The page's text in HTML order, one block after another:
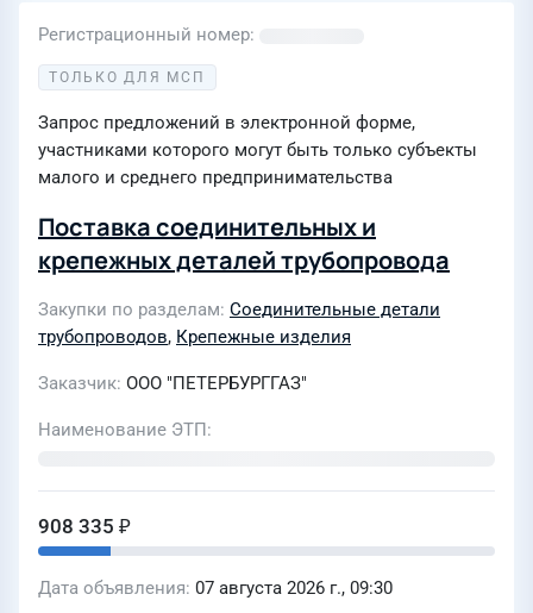
Регистрационный номер
ТОЛЬКО ДЛЯ МСП
Запрос предложений в электронной форме,
участниками которого могут быть только субъекты
малого и среднего предпринимательства
Поставка соединительных и
крепежных деталей трубопровода
Закупки по разделам Соединительные детали
трубопроводов, Крепежные изделия
Заказчик ООО "ПЕТЕРБУРГГАЗ"
Наименование ЭТП
908 335 ₽
Дата объявления 07 августа 2026 г., 09:30